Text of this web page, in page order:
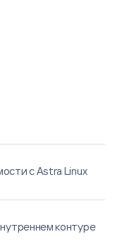
с Astra Linux
контуре